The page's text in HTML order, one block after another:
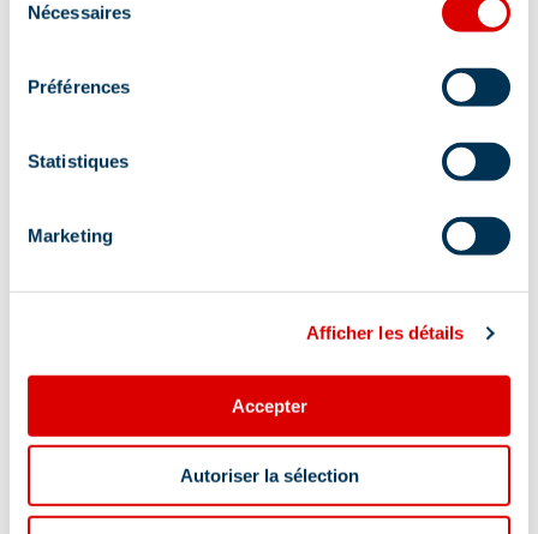
Nécessaires
Préférences
Statistiques
Marketing
Afficher les détails
Accepter
Autoriser la sélection